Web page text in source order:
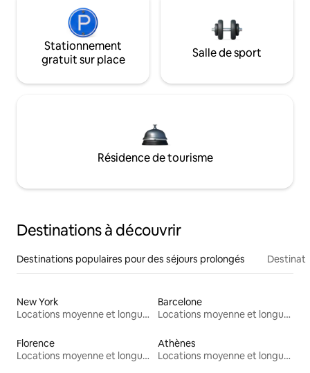
Stationnement
gratuit sur place
Salle de sport
Résidence de tourisme
Destinations à découvrir
Destinations populaires pour des séjours prolongés
New York
Locations moyenne et longue durée
Barcelone
Locations moyenne et longue durée
Florence
Locations moyenne et longue durée
Athènes
Locations moyenne et longue durée